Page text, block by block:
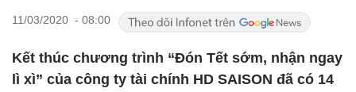
11/03/2020 - 08:00
Kết thúc chương trình “Đón Tết sớm, nhận ngay
lì xì” của công ty tài chính HD SAISON đã có 14